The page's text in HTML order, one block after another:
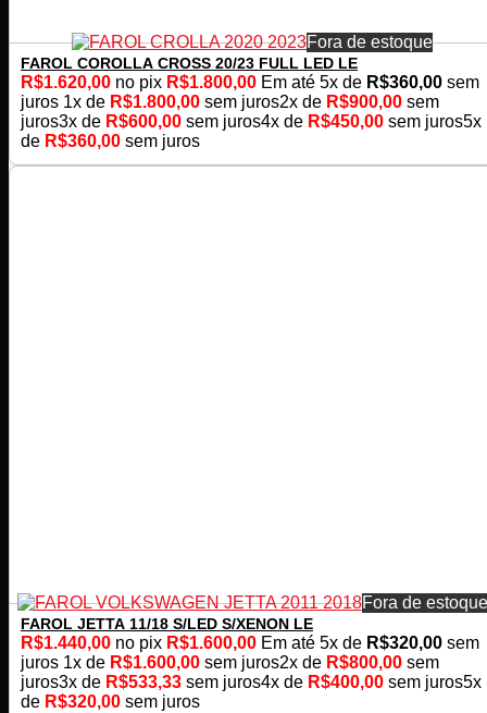
Fora de estoque
FAROL COROLLA CROSS 20/23 FULL LED LE
R$1.620,00 no pix R$1.800,00 Em até 5x de R$360,00 sem
juros 1x de R$1.800,00 sem juros2x de R$900,00 sem
juros3x de R$600,00 sem juros4x de R$450,00 sem juros5x
de R$360,00 sem juros
Fora de estoque
FAROL JETTA 11/18 S/LED S/XENON LE
R$1.440,00 no pix R$1.600,00 Em até 5x de R$320,00 sem
juros 1x de R$1.600,00 sem juros2x de R$800,00 sem
juros3x de R$533,33 sem juros4x de R$400,00 sem juros5x
de R$320,00 sem juros